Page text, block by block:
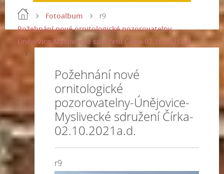
Fotoalbum
Požehnání nové ornitologické pozorovatelny-
Únějovice-Myslivecké sdružení Čírka-02.10.2021a.d.
r9
Požehnání nové
ornitologické
pozorovatelny-Únějovice-
Myslivecké sdružení Čírka-
02.10.2021a.d.
r9